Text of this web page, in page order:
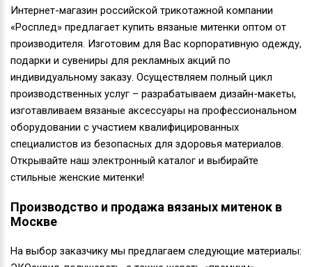
Интернет-магазин российской трикотажной компании
«Росплед» предлагает купить вязаные митенки оптом от
производителя. Изготовим для Вас корпоративную одежду,
подарки и сувениры для рекламных акций по
индивидуальному заказу. Осуществляем полный цикл
производственных услуг – разрабатываем дизайн-макеты,
изготавливаем вязаные аксессуары на профессиональном
оборудовании с участием квалифицированных
специалистов из безопасных для здоровья материалов.
Открывайте наш электронный каталог и выбирайте
стильные женские митенки!
Производство и продажа вязаных митенок в
Москве
На выбор заказчику мы предлагаем следующие материалы: